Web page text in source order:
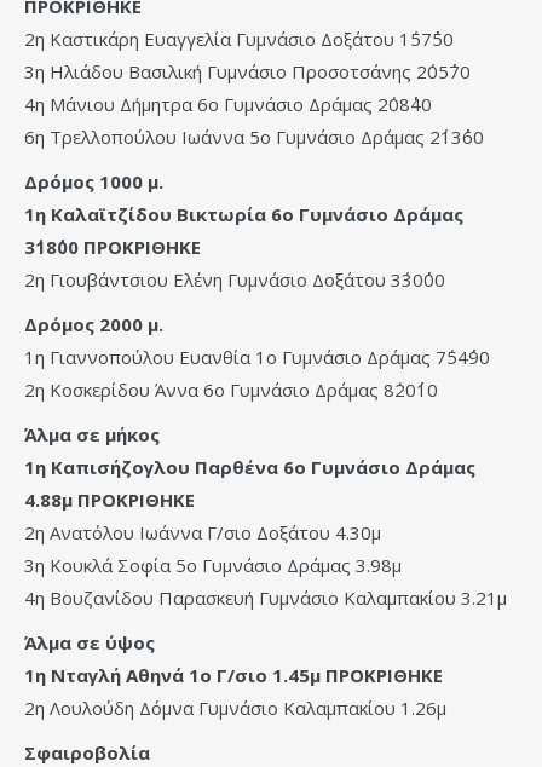
ΠΡΟΚΡΙΘΗΚΕ
2η Καστικάρη Ευαγγελία Γυμνάσιο Δοξάτου 1΄57΄΄50
3η Ηλιάδου Βασιλική Γυμνάσιο Προσοτσάνης 2΄05΄΄70
4η Μάνιου Δήμητρα 6ο Γυμνάσιο Δράμας 2΄08΄΄40
6η Τρελλοπούλου Ιωάννα 5ο Γυμνάσιο Δράμας 2΄13΄΄60
Δρόμος 1000 μ.
1η Καλαϊτζίδου Βικτωρία 6ο Γυμνάσιο Δράμας
3΄18΄΄00 ΠΡΟΚΡΙΘΗΚΕ
2η Γιουβάντσιου Ελένη Γυμνάσιο Δοξάτου 3΄30΄΄00
Δρόμος 2000 μ.
1η Γιαννοπούλου Ευανθία 1ο Γυμνάσιο Δράμας 7΄54΄΄90
2η Κοσκερίδου Άννα 6ο Γυμνάσιο Δράμας 8΄20΄΄10
Άλμα σε μήκος
1η Καπισήζογλου Παρθένα 6ο Γυμνάσιο Δράμας
4.88μ ΠΡΟΚΡΙΘΗΚΕ
2η Ανατόλου Ιωάννα Γ/σιο Δοξάτου 4.30μ
3η Κουκλά Σοφία 5ο Γυμνάσιο Δράμας 3.98μ
4η Βουζανίδου Παρασκευή Γυμνάσιο Καλαμπακίου 3.21μ
Άλμα σε ύψος
1η Νταγλή Αθηνά 1ο Γ/σιο 1.45μ ΠΡΟΚΡΙΘΗΚΕ
2η Λουλούδη Δόμνα Γυμνάσιο Καλαμπακίου 1.26μ
Σφαιροβολία